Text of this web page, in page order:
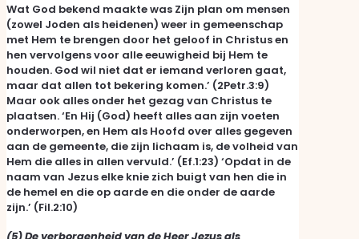
Wat God bekend maakte was Zijn plan om mensen
(zowel Joden als heidenen) weer in gemeenschap
met Hem te brengen door het geloof in Christus en
hen vervolgens voor alle eeuwigheid bij Hem te
houden. God wil niet dat er iemand verloren gaat,
maar dat allen tot bekering komen.’ (2Petr.3:9)
Maar ook alles onder het gezag van Christus te
plaatsen. ‘En Hij (God) heeft alles aan zijn voeten
onderworpen, en Hem als Hoofd over alles gegeven
aan de gemeente, die zijn lichaam is, de volheid van
Hem die alles in allen vervuld.’ (Ef.1:23) ‘Opdat in de
naam van Jezus elke knie zich buigt van hen die in
de hemel en die op aarde en die onder de aarde
zijn.’ (Fil.2:10)